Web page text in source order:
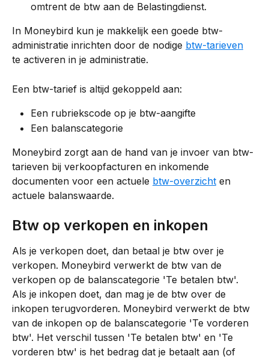
omtrent de btw aan de Belastingdienst.
In Moneybird kun je makkelijk een goede btw-
administratie inrichten door de nodige btw-tarieven
te activeren in je administratie.
Een btw-tarief is altijd gekoppeld aan:
Een rubriekscode op je btw-aangifte
Een balanscategorie
Moneybird zorgt aan de hand van je invoer van btw-
tarieven bij verkoopfacturen en inkomende
documenten voor een actuele btw-overzicht en
actuele balanswaarde.
Btw op verkopen en inkopen
Als je verkopen doet, dan betaal je btw over je
verkopen. Moneybird verwerkt de btw van de
verkopen op de balanscategorie 'Te betalen btw'.
Als je inkopen doet, dan mag je de btw over de
inkopen terugvorderen. Moneybird verwerkt de btw
van de inkopen op de balanscategorie 'Te vorderen
btw'. Het verschil tussen 'Te betalen btw' en 'Te
vorderen btw' is het bedrag dat je betaalt aan (of